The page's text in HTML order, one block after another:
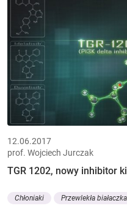
12.06.2017
prof. Wojciech Jurczak
TGR 1202, nowy inhibitor
Chłoniaki Przewlekła